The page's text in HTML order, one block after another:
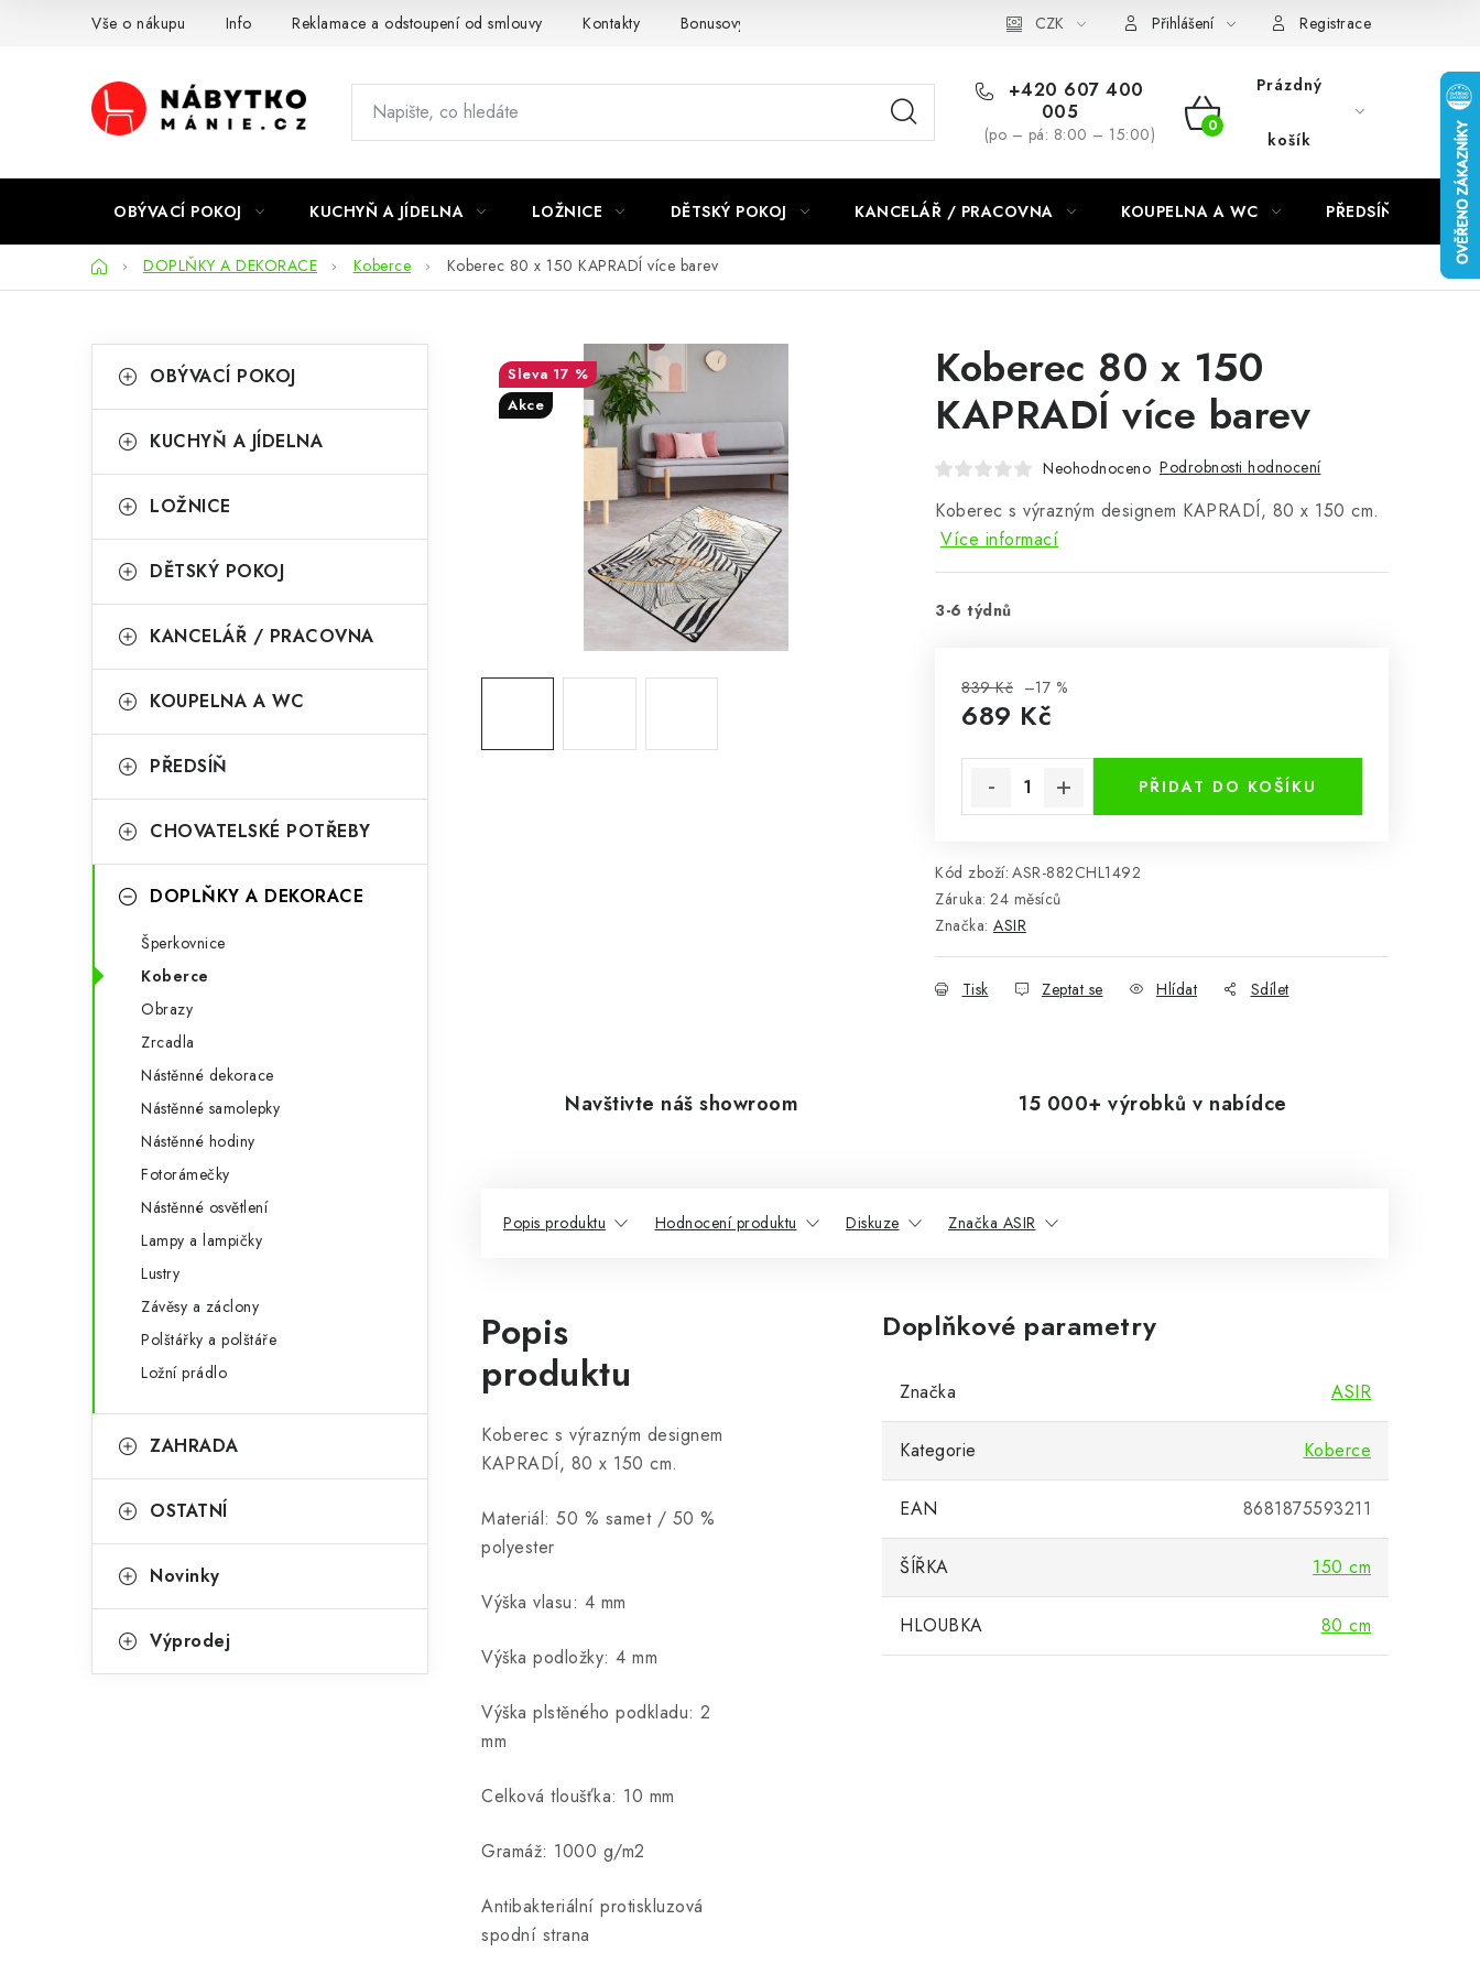
Vše o nákupu Info Reklamace a odstoupení od smlouvy Kontakty Bonusový program NBM+ CZK Přihlášení Registrace
+420 607 400
005
(po – pá: 8:00 – 15:00)
NÁKUPNÍ
Prázdný
košík
OBÝVACÍ POKOJ KUCHYŇ A JÍDELNA LOŽNICE DĚTSKÝ POKOJ KANCELÁŘ / PRACOVNA KOUPELNA A WC PŘEDSÍŇ
DomůDOPLŇKY A DEKORACE Koberce Koberec 80 x 150 KAPRADÍ více barev
o
t
r
n
n
p
e
kategorie
a
e
o
i
OBÝVACÍ POKOJ
KUCHYŇ A JÍDELNA
LOŽNICE
DĚTSKÝ POKOJ
KANCELÁŘ / PRACOVNA
KOUPELNA A WC
PŘEDSÍŇ
CHOVATELSKÉ POTŘEBY
DOPLŇKY A DEKORACE
Šperkovnice
Koberce
Obrazy
Zrcadla
Nástěnné dekorace
Nástěnné samolepky
Nástěnné hodiny
Fotorámečky
Nástěnné osvětlení
Lampy a lampičky
Lustry
Závěsy a záclony
Polštářky a polštáře
Ložní prádlo
ZAHRADA
OSTATNÍ
Novinky
Výprodej
Koberec 80 x 150
KAPRADÍ více barev
Neohodnoceno Podrobnosti hodnocení
Koberec s výrazným designem KAPRADÍ, 80 x 150 cm.
Více informací
3-6 týdnů
839 Kč –17 %
689 Kč
PŘIDAT DO KOŠÍKU
Kód zboží: ASR-882CHL1492
Záruka: 24 měsíců
Značka: ASIR
Tisk Zeptat se Hlídat Sdílet
17 %
Akce
Navštivte náš showroom 15 000+ výrobků v nabídce
Popis produktu Hodnocení produktu Diskuze Značka ASIR
Popis
produktu
Koberec s výrazným designem
KAPRADÍ, 80 x 150 cm.
Materiál: 50 % samet / 50 %
polyester
Výška vlasu: 4 mm
Výška podložky: 4 mm
Výška plstěného podkladu: 2
mm
Celková tloušťka: 10 mm
Gramáž: 1000 g/m2
Antibakteriální protiskluzová
spodní strana
Doplňkové parametry
Značka ASIR
Kategorie Koberce
EAN 8681875593211
ŠÍŘKA 150 cm
HLOUBKA 80 cm